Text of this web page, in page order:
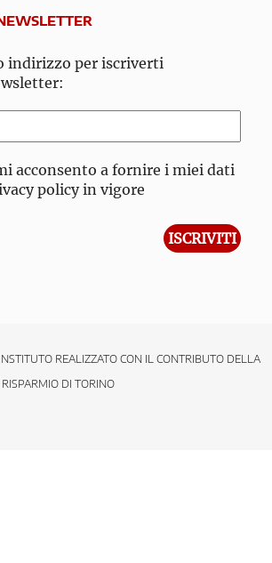
indirizzo per iscriverti
acconsento a fornire i miei dati
policy in vigore
INSTITUTO REALIZZATO CON IL CONTRIBUTO DELLA
DI TORINO